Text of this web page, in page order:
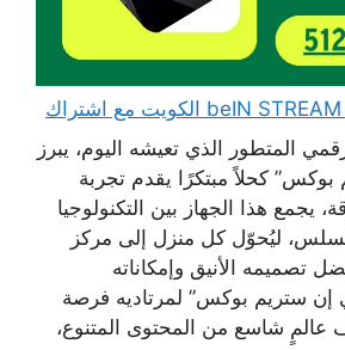
المتطور الذي تعيشه اليوم، يبرز
كحلاً مبتكرًا يقدم تجربة
يجمع هذا الجهاز بين التكنولوجيا
السلس، ليُحوّل كل منزل إلى مركز
تصميمه الأنيق وإمكاناته
إن ستريم بوكس” لمرتاديه فرصة
عالمٍ شاسع من المحتوى المتنوع،